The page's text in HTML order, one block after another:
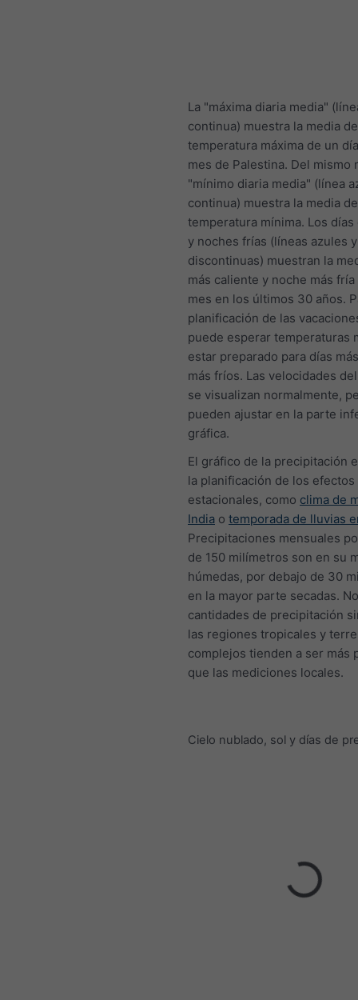
La "máxima diaria media"
continua) muestra la media
temperatura máxima de un
mes de Palestina. Del mismo
"mínimo diaria media" (línea
continua) muestra la media
temperatura mínima. Los
y noches frías (líneas azules
discontinuas) muestran la
más caliente y noche más fría
mes en los últimos 30 años.
planificación de las
puede esperar temperaturas
estar preparado para días
más fríos. Las velocidades
se visualizan normalmente,
pueden ajustar en la parte
gráfica.
El gráfico de la precipitación
la planificación de los efectos
estacionales, como clima de
India o temporada de lluvias
Precipitaciones mensuales
de 150 milímetros son en su
húmedas, por debajo de 30
en la mayor parte secadas.
cantidades de precipitación
las regiones tropicales y
complejos tienden a ser más
que las mediciones locales.
Cielo nublado, sol y días de